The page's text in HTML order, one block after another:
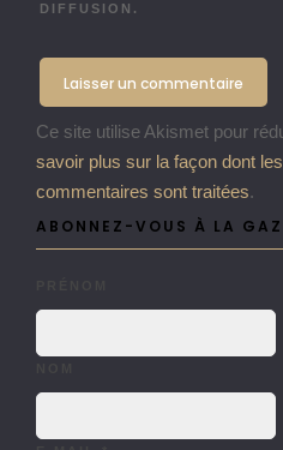
DIFFUSION.
Ce site utilise Akismet pour
savoir plus sur la façon dont
commentaires sont traitées.
ABONNEZ-VOUS À LA